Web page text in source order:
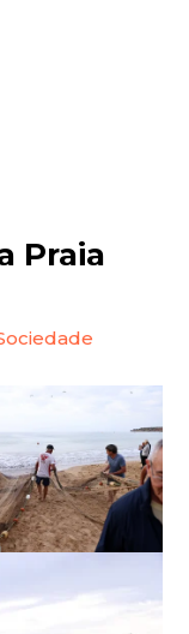
Praia